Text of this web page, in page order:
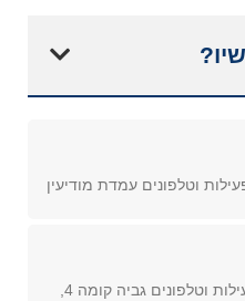
וטלפונים עמדת מודיעין
וטלפונים גביה קומה 4,